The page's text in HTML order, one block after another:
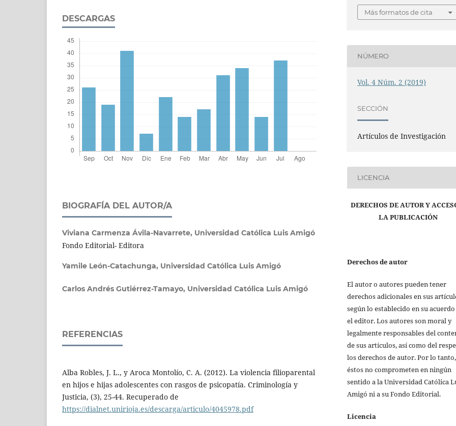
DESCARGAS
BIOGRAFÍA DEL AUTOR/A
Viviana Carmenza Ávila-Navarrete, Universidad Católica Luis Amigó
Fondo Editorial- Editora
Yamile León-Catachunga, Universidad Católica Luis Amigó
Carlos Andrés Gutiérrez-Tamayo, Universidad Católica Luis Amigó
REFERENCIAS
Alba Robles, J. L., y Aroca Montolío, C. A. (2012). La violencia filioparental
en hijos e hijas adolescentes con rasgos de psicopatía. Criminología y
Justicia, (3), 25-44. Recuperado de
https://dialnet.unirioja.es/descarga/articulo/4045978.pdf
Más formatos de cita
NÚMERO
Vol. 4 Núm. 2 (2019)
SECCIÓN
Artículos de Investigación
LICENCIA
DERECHOS DE AUTOR Y
LA PUBLICACIÓN
Derechos de autor
El autor o autores pueden tener
derechos adicionales en sus
según lo establecido en su
el editor. Los autores son moral y
legalmente responsables del
de sus artículos, así como del
los derechos de autor. Por lo tanto,
éstos no comprometen en ningún
sentido a la Universidad Católica
Amigó ni a su Fondo Editorial.
Licencia